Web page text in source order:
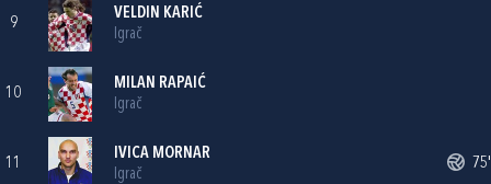
9
VELDIN KARIĆ
Igrač
10
MILAN RAPAIĆ
Igrač
11
IVICA MORNAR
Igrač
75'